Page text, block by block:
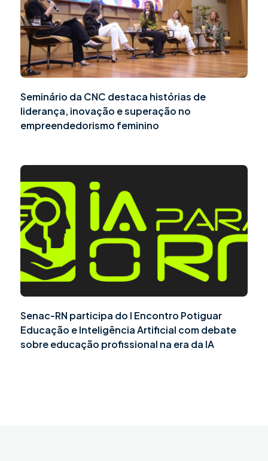
Seminário da CNC destaca histórias de
liderança, inovação e superação no
empreendedorismo feminino
Senac-RN participa do I Encontro Potiguar
Educação e Inteligência Artificial com debate
sobre educação profissional na era da IA